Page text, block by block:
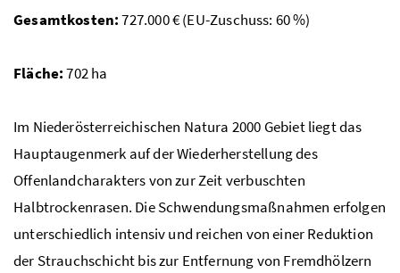
Gesamtkosten:727.000€(EU-Zuschuss: 60%)
Fläche:702ha
Im Niederösterreichischen Natura 2000 Gebiet liegt das
Hauptaugenmerk auf der Wiederherstellung des
Offenlandcharakters von zur Zeit verbuschten
Halbtrockenrasen. Die Schwendungsmaßnahmen erfolgen
unterschiedlich intensiv und reichen von einer Reduktion
der Strauchschicht bis zur Entfernung von Fremdhölzern